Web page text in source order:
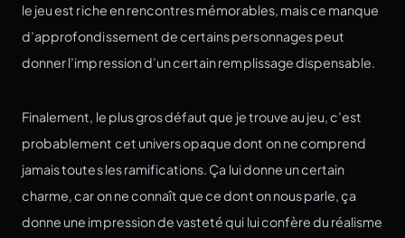
le jeu est riche en rencontres mémorables, mais ce manque
d’approfondissement de certains personnages peut
donner l’impression d’un certain remplissage dispensable.
Finalement, le plus gros défaut que je trouve au jeu, c’est
probablement cet univers opaque dont on ne comprend
jamais toutes les ramifications. Ça lui donne un certain
charme, car on ne connaît que ce dont on nous parle, ça
donne une impression de vasteté qui lui confère du réalisme